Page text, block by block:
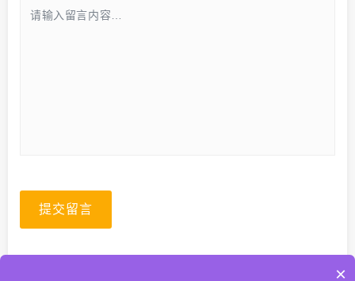
提交留言
×